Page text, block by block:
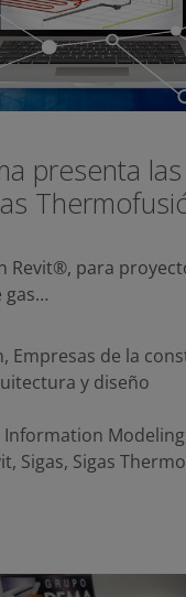
presenta
Revit®, para
gas…
, Empresas de la
y diseño
Information Modeling
, Sigas, Sigas